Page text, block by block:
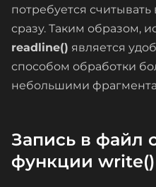
потребуется
сразу. Таким образом,
readline() является
способом обработки
небольшими
Запись в файл
функции write()